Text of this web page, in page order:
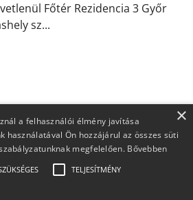
Főtér Rezidencia 3 Győr
sz...
×
a felhasználói élmény javítása
használatával Ön hozzájárul az összes süti
megfelelően. Bővebben
TELJESÍTMÉNY